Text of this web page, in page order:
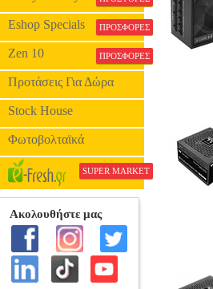
Eshop Specials ΠΡΟΣΦΟΡΕΣ
Zen 10 ΠΡΟΣΦΟΡΕΣ
Προτάσεις Για Δώρα
Stock House
Φωτοβολταϊκά
SUPER MARKET